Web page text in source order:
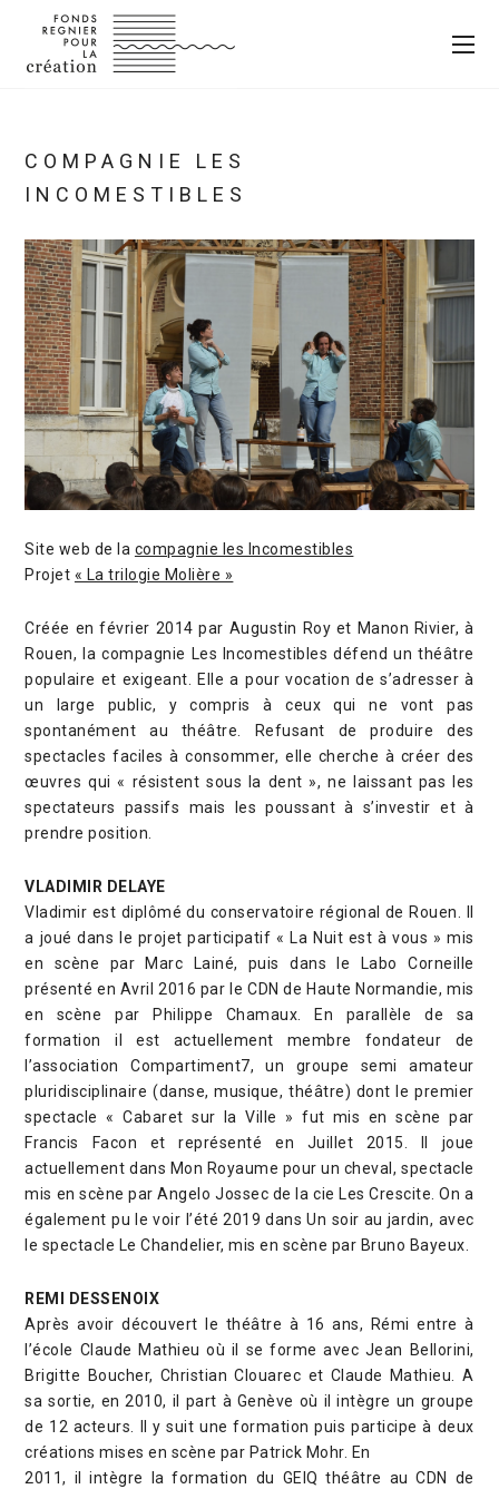
COMPAGNIE LES
INCOMESTIBLES
Site web de la compagnie les Incomestibles
Projet « La trilogie Molière »
Créée en février 2014 par Augustin Roy et Manon Rivier, à
Rouen, la compagnie Les Incomestibles défend un théâtre
populaire et exigeant. Elle a pour vocation de s’adresser à
un large public, y compris à ceux qui ne vont pas
spontanément au théâtre. Refusant de produire des
spectacles faciles à consommer, elle cherche à créer des
œuvres qui « résistent sous la dent », ne laissant pas les
spectateurs passifs mais les poussant à s’investir et à
prendre position.
VLADIMIR DELAYE
Vladimir est diplômé du conservatoire régional de Rouen. Il
a joué dans le projet participatif « La Nuit est à vous » mis
en scène par Marc Lainé, puis dans le Labo Corneille
présenté en Avril 2016 par le CDN de Haute Normandie, mis
en scène par Philippe Chamaux. En parallèle de sa
formation il est actuellement membre fondateur de
l’association Compartiment7, un groupe semi amateur
pluridisciplinaire (danse, musique, théâtre) dont le premier
spectacle « Cabaret sur la Ville » fut mis en scène par
Francis Facon et représenté en Juillet 2015. Il joue
actuellement dans Mon Royaume pour un cheval, spectacle
mis en scène par Angelo Jossec de la cie Les Crescite. On a
également pu le voir l’été 2019 dans Un soir au jardin, avec
le spectacle Le Chandelier, mis en scène par Bruno Bayeux.
REMI DESSENOIX
Après avoir découvert le théâtre à 16 ans, Rémi entre à
l’école Claude Mathieu où il se forme avec Jean Bellorini,
Brigitte Boucher, Christian Clouarec et Claude Mathieu. A
sa sortie, en 2010, il part à Genève où il intègre un groupe
de 12 acteurs. Il y suit une formation puis participe à deux
créations mises en scène par Patrick Mohr. En
2011, il intègre la formation du GEIQ théâtre au CDN de